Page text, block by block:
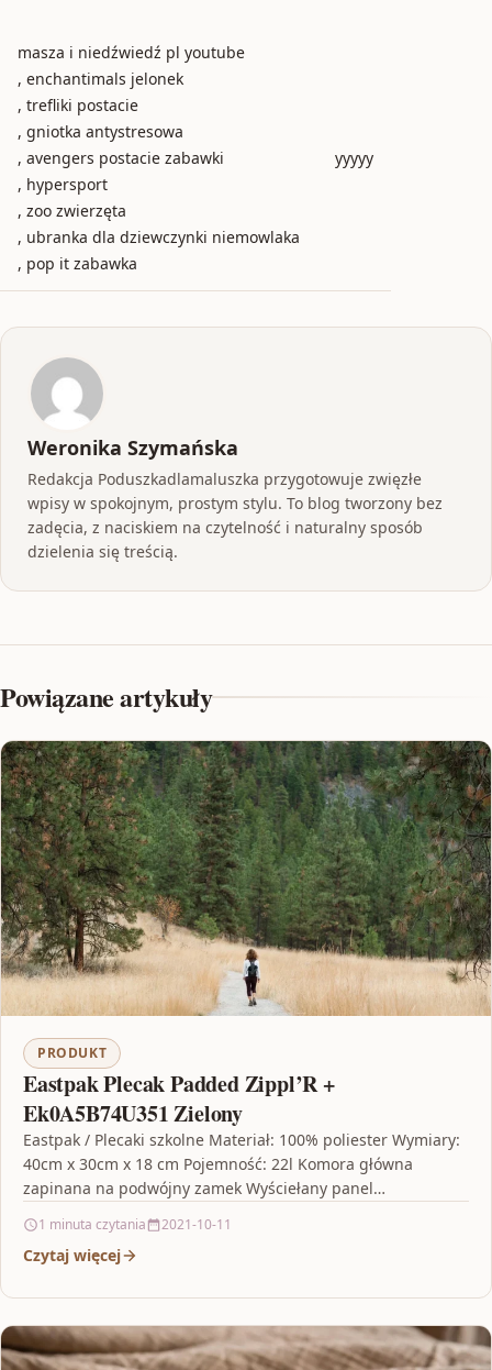
masza i niedźwiedź pl youtube
, enchantimals jelonek
, trefliki postacie
, gniotka antystresowa
, avengers postacie zabawki
, hypersport
, zoo zwierzęta
, ubranka dla dziewczynki niemowlaka
, pop it zabawka
yyyyy
Weronika Szymańska
Redakcja Poduszkadlamaluszka przygotowuje zwięzłe
wpisy w spokojnym, prostym stylu. To blog tworzony bez
zadęcia, z naciskiem na czytelność i naturalny sposób
dzielenia się treścią.
Powiązane artykuły
PRODUKT
Eastpak Plecak Padded Zippl’R +
Ek0A5B74U351 Zielony
Eastpak / Plecaki szkolne Materiał: 100% poliester Wymiary:
40cm x 30cm x 18 cm Pojemność: 22l Komora główna
zapinana na podwójny zamek Wyściełany panel…
1 minuta czytania 2021-10-11
Czytaj więcej